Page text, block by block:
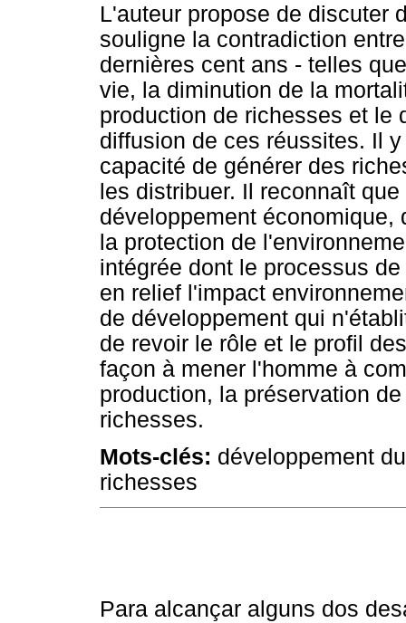
L'auteur propose de discuter
souligne la contradiction
dernières cent ans - telles
vie, la diminution de la
production de richesses et le
diffusion de ces réussites. Il
capacité de générer des
les distribuer. Il reconnaît
développement
la protection de
intégrée dont le processus
en relief l'impact
de développement qui
de revoir le rôle et le profil
façon à mener l'homme à
production, la préservation
richesses.
Mots-clés: développement
richesses
Para alcançar alguns dos